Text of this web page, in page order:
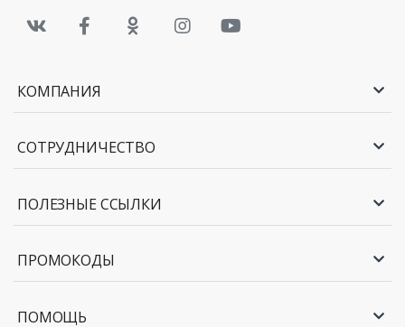
КОМПАНИЯ
СОТРУДНИЧЕСТВО
ПОЛЕЗНЫЕ ССЫЛКИ
ПРОМОКОДЫ
ПОМОЩЬ